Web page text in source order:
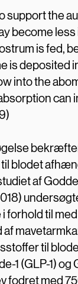
support the
become
is fed,
is deposited
into the
can
blodet
af
i forhold til
til
1 (GLP-1)
fodret med